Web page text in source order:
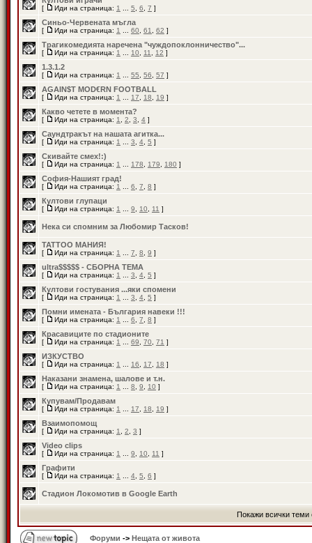
[ Иди на страница: 1 5 6 7 ]
Синьо-Червената мъгла
[ Иди на страница: 1 60 61 62 ]
Трагикомедията наречена "чуждопоклонничество"...
[ Иди на страница: 1 10 11 12 ]
1.3.1.2
[ Иди на страница: 1 55 56 57 ]
AGAIN$T MOD€RN FOOTBALL
[ Иди на страница: 1 17 18 19 ]
Какво четете в момента?
[ Иди на страница: 1 2 3 4 ]
Саундтракът на нашата агитка...
[ Иди на страница: 1 3 4 5 ]
Скивайте смех!:)
[ Иди на страница: 1 178 179 180 ]
София-Нашият град!
[ Иди на страница: 1 6 7 8 ]
Култови глупаци
[ Иди на страница: 1 9 10 11 ]
Нека си спомним за Любомир Тасков!
TATTOO МАНИЯ!
[ Иди на страница: 1 7 8 9 ]
ultra$$$$$ - СБОРНА ТЕМА
[ Иди на страница: 1 3 4 5 ]
Култови гостувания ...яки спомени
[ Иди на страница: 1 3 4 5 ]
Помни имената - България навеки !!!
[ Иди на страница: 1 6 7 8 ]
Красавиците по стадионите
[ Иди на страница: 1 69 70 71 ]
ИЗКУСТВО
[ Иди на страница: 1 16 17 18 ]
Наказани знамена, шалове и т.н.
[ Иди на страница: 1 8 9 10 ]
Купувам/Продавам
[ Иди на страница: 1 17 18 19 ]
Взаимопомощ
[ Иди на страница: 1 2 3 ]
Video clips
[ Иди на страница: 1 9 10 11 ]
Графити
[ Иди на страница: 1 4 5 6 ]
Стадион Локомотив в Google Earth
Покажи всички теми
Форуми -> Нещата от живота